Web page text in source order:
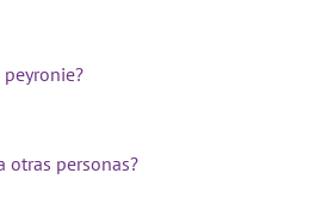
otras personas?